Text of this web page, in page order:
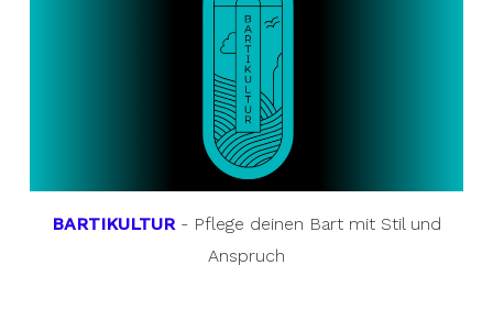
BARTIKULTUR- Pflege deinen Bart mit Stil und
Anspruch